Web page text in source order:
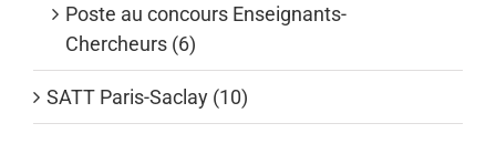
Poste au concours Enseignants-
Chercheurs (6)
SATT Paris-Saclay (10)